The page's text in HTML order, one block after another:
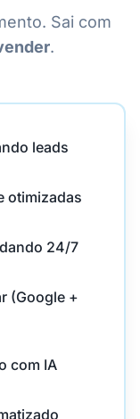
Sai com
.
leads
otimizadas
24/7
(Google +
com IA